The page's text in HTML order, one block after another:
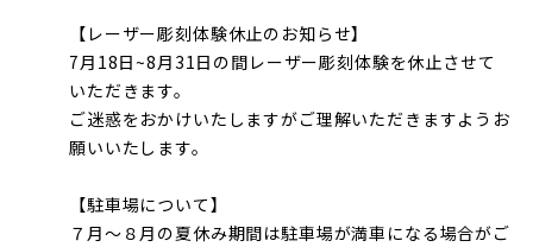
【レーザー彫刻体験休止のお知らせ】
7月18日~8月31日の間レーザー彫刻体験を休止させて
いただきます。
ご迷惑をおかけいたしますがご理解いただきますようお
願いいたします。
【駐車場について】
７月～８月の夏休み期間は駐車場が満車になる場合がご